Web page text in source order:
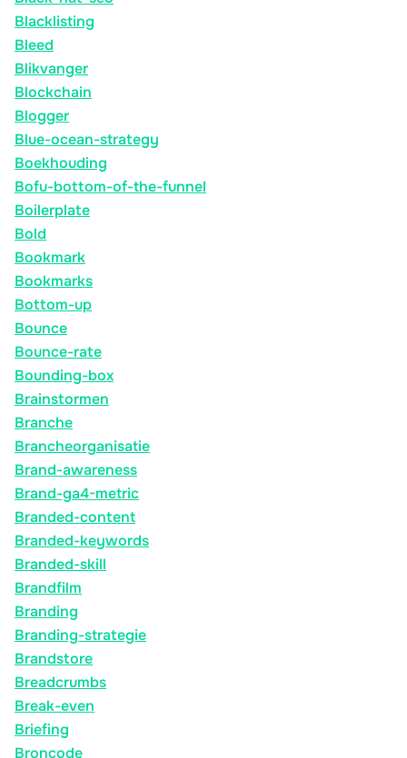
Blacklisting
Bleed
Blikvanger
Blockchain
Blogger
Blue-ocean-strategy
Boekhouding
Bofu-bottom-of-the-funnel
Boilerplate
Bold
Bookmark
Bookmarks
Bottom-up
Bounce
Bounce-rate
Bounding-box
Brainstormen
Branche
Brancheorganisatie
Brand-awareness
Brand-ga4-metric
Branded-content
Branded-keywords
Branded-skill
Brandfilm
Branding
Branding-strategie
Brandstore
Breadcrumbs
Break-even
Briefing
Broncode